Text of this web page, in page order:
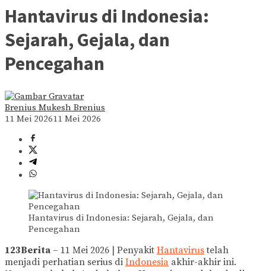
Hantavirus di Indonesia:
Sejarah, Gejala, dan
Pencegahan
Brenius Mukesh Brenius
11 Mei 202611 Mei 2026
Hantavirus di Indonesia: Sejarah, Gejala, dan
Pencegahan
123Berita – 11 Mei 2026 | Penyakit Hantavirustelah
menjadi perhatian serius di Indonesia akhir-akhir ini.